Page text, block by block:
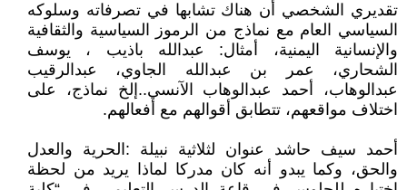
تقديري الشخصي أن هناك تشابها في تصرفاته وسلوكه
السياسي العام مع نماذج من الرموز السياسية والثقافية
والإنسانية اليمنية، أمثال: عبدالله باذيب ، يوسف
الشحاري، عمر بن عبدالله الجاوي، عبدالرقيب
عبدالوهاب، أحمد عبدالوهاب الآنسي..إلخ نماذج، على
اختلاف مواقعهم، تتطابق أقوالهم مع أفعالهم.
أحمد سيف حاشد عنوان لثلاثية نبيلة :الحرية والعدل
والحق، وكما يبدو أنه كان مدركا لماذا يريد من لحظة